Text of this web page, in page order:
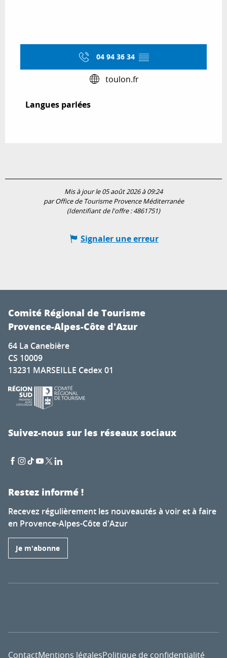
04 94 36 34 ▒▒
toulon.fr
Langues parlées
Langues parlées
Mis à jour le 05 août 2026 à 09:24
par Office de Tourisme Provence Méditerranée
(Identifiant de l'offre :4861751)
Signaler une erreur
Comité Régional de Tourisme
Provence-Alpes-Côte d'Azur
64 La Canebière
CS 10009
13231 MARSEILLE Cedex 01
Suivez-nous sur les réseaux sociaux
Restez informé !
Recevez régulièrement les nouveautés à voir et à faire
en Provence-Alpes-Côte d'Azur
Je m'abonne
ContactMentions légalesPolitique de confidentialité